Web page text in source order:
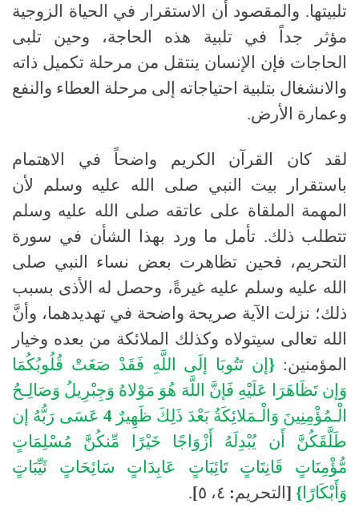
تلبيتها. والمقصود أن الاستقرار في الحياة الزوجية
مؤثر جداً في تلبية هذه الحاجة، وحين تلبى
الحاجات فإن الإنسان ينتقل من مرحلة تكميل ذاته
والانشغال بتلبية احتياجاته إلى مرحلة العطاء والنفع
وعمارة الأرض.
لقد كان القرآن الكريم واضحاً في الاهتمام
باستقرار بيت النبي صلى الله عليه وسلم لأن
المهمة الملقاة على عاتقه صلى الله عليه وسلم
تتطلب ذلك. تأمل ما ورد بهذا الشأن في سورة
التحريم، فحين تظاهرت بعض نساء النبي صلى
الله عليه وسلم عليه غيرةً، وحصل له الأذى بسبب
ذلك؛ نزلت الآية صريحة واضحة في تهديدهما، وأنَّ
الله تعالى سيتولاه وكذلك الملائكة من بعده وخيار
المؤمنين: {إن تَتُوبَا إلَى اللَّهِ فَقَدْ صَغَتْ قُلُوبُكُمَا
وَإن تَظَاهَرَا عَلَيْهِ فَإنَّ اللَّهَ هُوَ مَوْلاهُ وَجِبْرِيلُ وَصَالِـحُ
الْـمُؤْمِنِينَ وَالْـمَلائِكَةُ بَعْدَ ذَلِكَ ظَهِيرٌ 4 عَسَى رَبُّهُ إن
طَلَّقَكُنَّ
أَن يُبْدِلَهُ أَزْوَاجًا خَيْرًا مِّنكُنَّ
مُسْلِمَاتٍ
مُّؤْمِنَاتٍ
قَانِتَاتٍ تَائِبَاتٍ عَابِدَاتٍ سَائِحَاتٍ
ثَيِّبَاتٍ
وَأَبْكَارًا }
[ التحريم: ٤، ٥]
.